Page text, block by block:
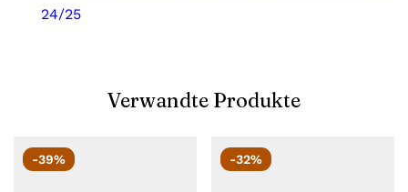
24/25
Verwandte Produkte
-39% -32%